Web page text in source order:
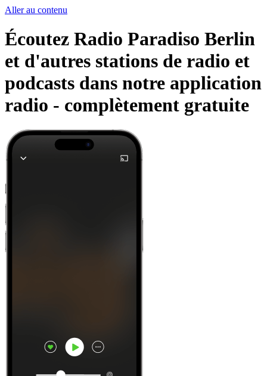
Aller au contenu
Écoutez Radio Paradiso Berlin
et d'autres stations de radio et
podcasts dans notre application
radio - complètement gratuite